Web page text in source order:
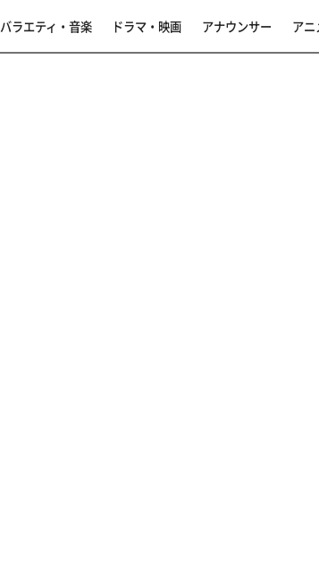
バラエティ・音楽 ドラマ・映画 アナウンサー ア